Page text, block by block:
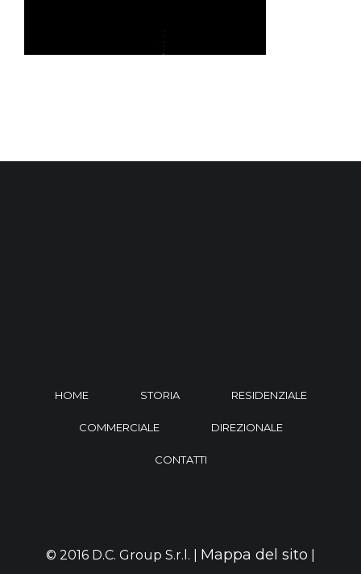
HOME STORIA RESIDENZIALE
COMMERCIALE DIREZIONALE
CONTATTI
© 2016 D.C. Group S.r.l. | Mappa del sito